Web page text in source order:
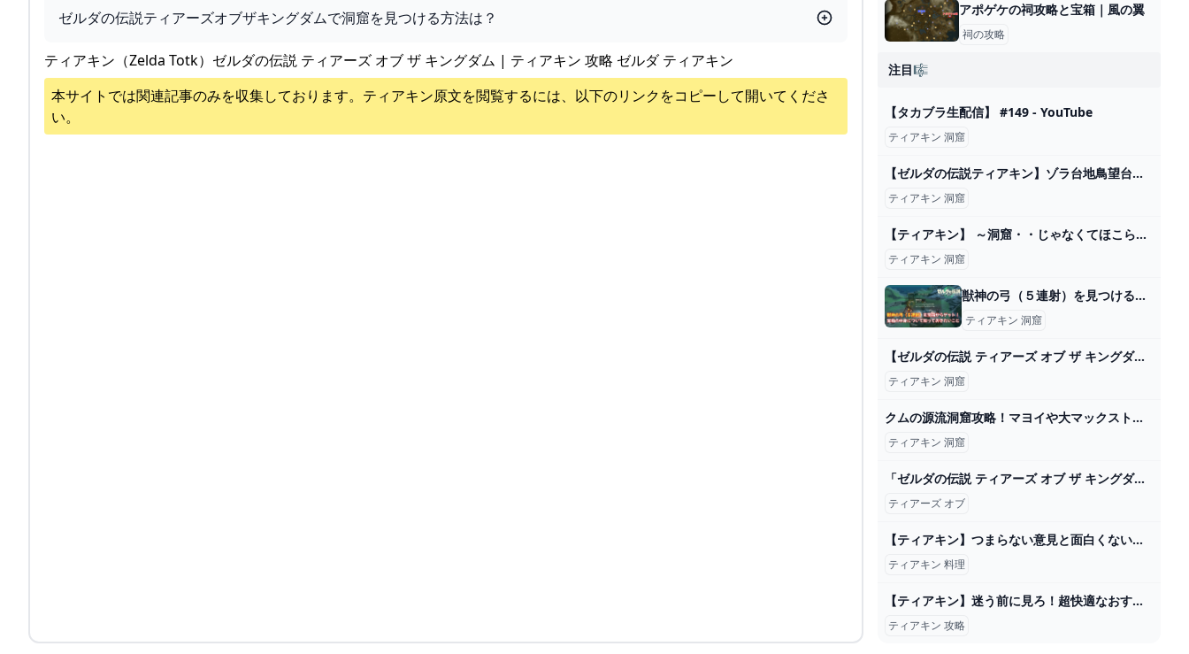
ゼルダの伝説ティアーズオブザキングダムで洞窟を見つける方法は？
ティアキン（Zelda Totk）ゼルダの伝説 ティアーズ オブ ザ キングダム | ティアキン 攻略 ゼルダ ティアキン
本サイトでは関連記事のみを収集しております。 ティアキン原文を閲覧するには、以下のリンクをコピーして開いてくださ
い。
アポゲケの祠攻略と宝箱｜風の翼
祠の攻略
注目🎼
【タカブラ生配信】 #149 - YouTube
ティアキン 洞窟
【ゼルダの伝説ティアキン】ゾラ台地鳥望台エリアの洞窟＆マヨイを全攻略！ Part126 - YouTube
ティアキン 洞窟
【ティアキン】 ～洞窟・・じゃなくてほこら探し！！！！～ #50 【ゼルダの伝説ティアーズオブザキングダム】【TotK】 - YouTube
ティアキン 洞窟
獣神の弓（５連射）を見つける究極の宝箱ガイド【ティアキン攻略】 とあるゲームブログの軌跡
ティアキン 洞窟
【ゼルダの伝説 ティアーズ オブ ザ キングダム】#112 祠を全部クリアしたい！ - YouTube
ティアキン 洞窟
クムの源流洞窟攻略！マヨイや大マックストリュフの場所 #ティアキン #ゼルダの伝説ティアーズオブザキングダム #解説動画 #へブラ地方 #へブラ山脈 #リトの村方面 - YouTube
ティアキン 洞窟
「ゼルダの伝説 ティアーズ オブ ザ キングダム」より「 2024
ティアーズ オブ
【ティアキン】つまらない意見と面白くないクソゲー評価と賛否出るのか考える【ゼルダの伝説ティアーズオブザキングダム】 - 【遊戯王 最新情報】まいログ:遊戯王TCGやトレンド情報まとめ
ティアキン 料理
【ティアキン】迷う前に見ろ！超快適なおすすめ攻略ルートまとめ！ - YouTube
ティアキン 攻略